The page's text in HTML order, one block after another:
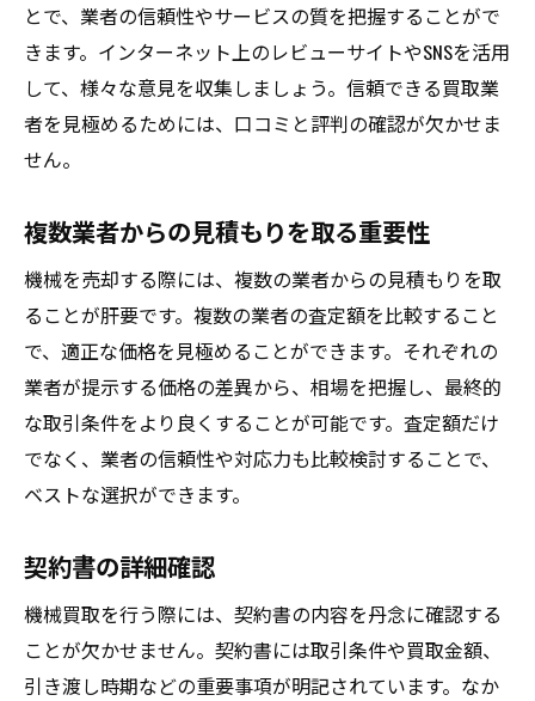
とで、業者の信頼性やサービスの質を把握することがで
きます。インターネット上のレビューサイトやSNSを活用
して、様々な意見を収集しましょう。信頼できる買取業
者を見極めるためには、口コミと評判の確認が欠かせま
せん。
複数業者からの見積もりを取る重要性
機械を売却する際には、複数の業者からの見積もりを取
ることが肝要です。複数の業者の査定額を比較すること
で、適正な価格を見極めることができます。それぞれの
業者が提示する価格の差異から、相場を把握し、最終的
な取引条件をより良くすることが可能です。査定額だけ
でなく、業者の信頼性や対応力も比較検討することで、
ベストな選択ができます。
契約書の詳細確認
機械買取を行う際には、契約書の内容を丹念に確認する
ことが欠かせません。契約書には取引条件や買取金額、
引き渡し時期などの重要事項が明記されています。なか